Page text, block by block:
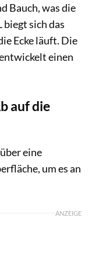
Bauch, was die
sich das
Ecke läuft. Die
einen
auf die
eine
um es an
ANZEIGE